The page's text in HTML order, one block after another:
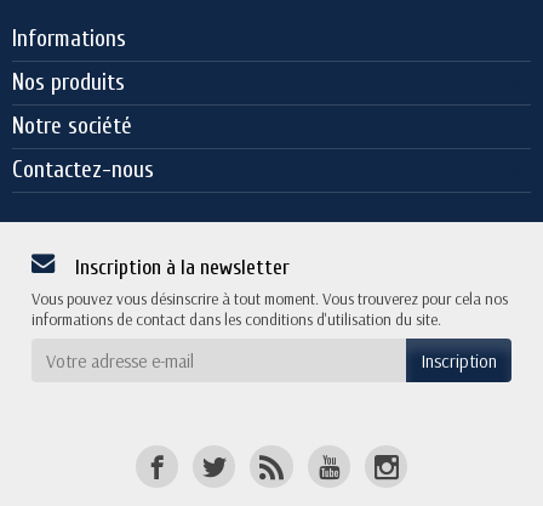
Informations
Nos produits
Notre société
Contactez-nous
Inscription à la newsletter
Vous pouvez vous désinscrire à tout moment. Vous trouverez pour cela nos
informations de contact dans les conditions d'utilisation du site.